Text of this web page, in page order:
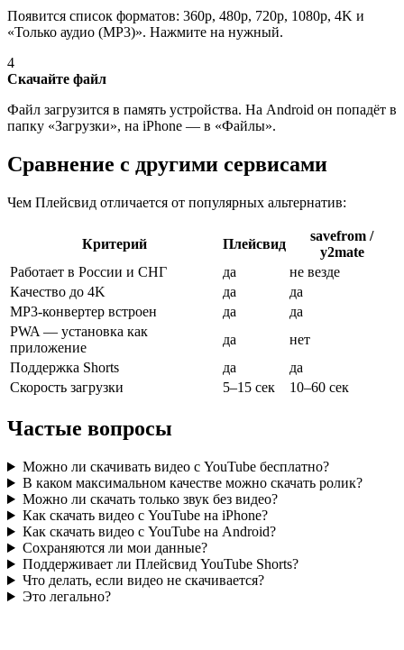
Появится список форматов: 360p, 480p, 720p, 1080p, 4K и
«Только аудио (MP3)». Нажмите на нужный.
4
Скачайте файл
Файл загрузится в память устройства. На Android он попадёт в
папку «Загрузки», на iPhone — в «Файлы».
Сравнение с другими сервисами
Чем Плейсвид отличается от популярных альтернатив:
Критерий Плейсвид
savefrom /
y2mate
Работает в России и СНГ
да
не везде
Качество до 4K
да
да
MP3-конвертер встроен
да
да
PWA — установка как
приложение
да
нет
Поддержка Shorts
да
да
Скорость загрузки
5–15 сек 10–60 сек
Частые вопросы
Можно ли скачивать видео с YouTube бесплатно?
В каком максимальном качестве можно скачать ролик?
Можно ли скачать только звук без видео?
Как скачать видео с YouTube на iPhone?
Как скачать видео с YouTube на Android?
Сохраняются ли мои данные?
Поддерживает ли Плейсвид YouTube Shorts?
Что делать, если видео не скачивается?
Это легально?